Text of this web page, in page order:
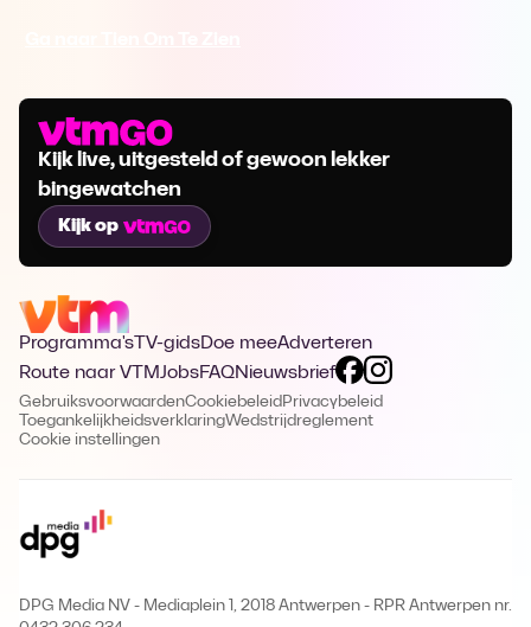
Kijk live, uitgesteld of gewoon lekker
bingewatchen
Kijk op
Programma's TV-gidsDoe meeAdverteren
Route naar VTMJobsFAQNieuwsbrief
GebruiksvoorwaardenCookiebeleid Privacybeleid
ToegankelijkheidsverklaringWedstrijdreglement
Cookie instellingen
DPG Media NV - Mediaplein 1, 2018 Antwerpen - RPR Antwerpen nr.